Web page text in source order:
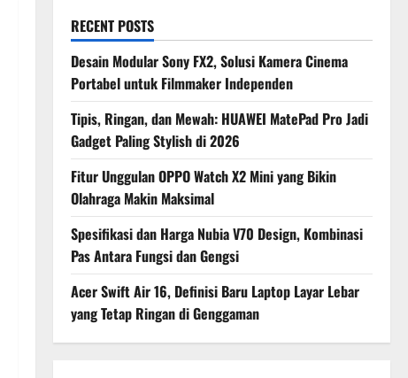
RECENT POSTS
Desain Modular Sony FX2, Solusi Kamera Cinema
Portabel untuk Filmmaker Independen
Tipis, Ringan, dan Mewah: HUAWEI MatePad Pro Jadi
Gadget Paling Stylish di 2026
Fitur Unggulan OPPO Watch X2 Mini yang Bikin
Olahraga Makin Maksimal
Spesifikasi dan Harga Nubia V70 Design, Kombinasi
Pas Antara Fungsi dan Gengsi
Acer Swift Air 16, Definisi Baru Laptop Layar Lebar
yang Tetap Ringan di Genggaman